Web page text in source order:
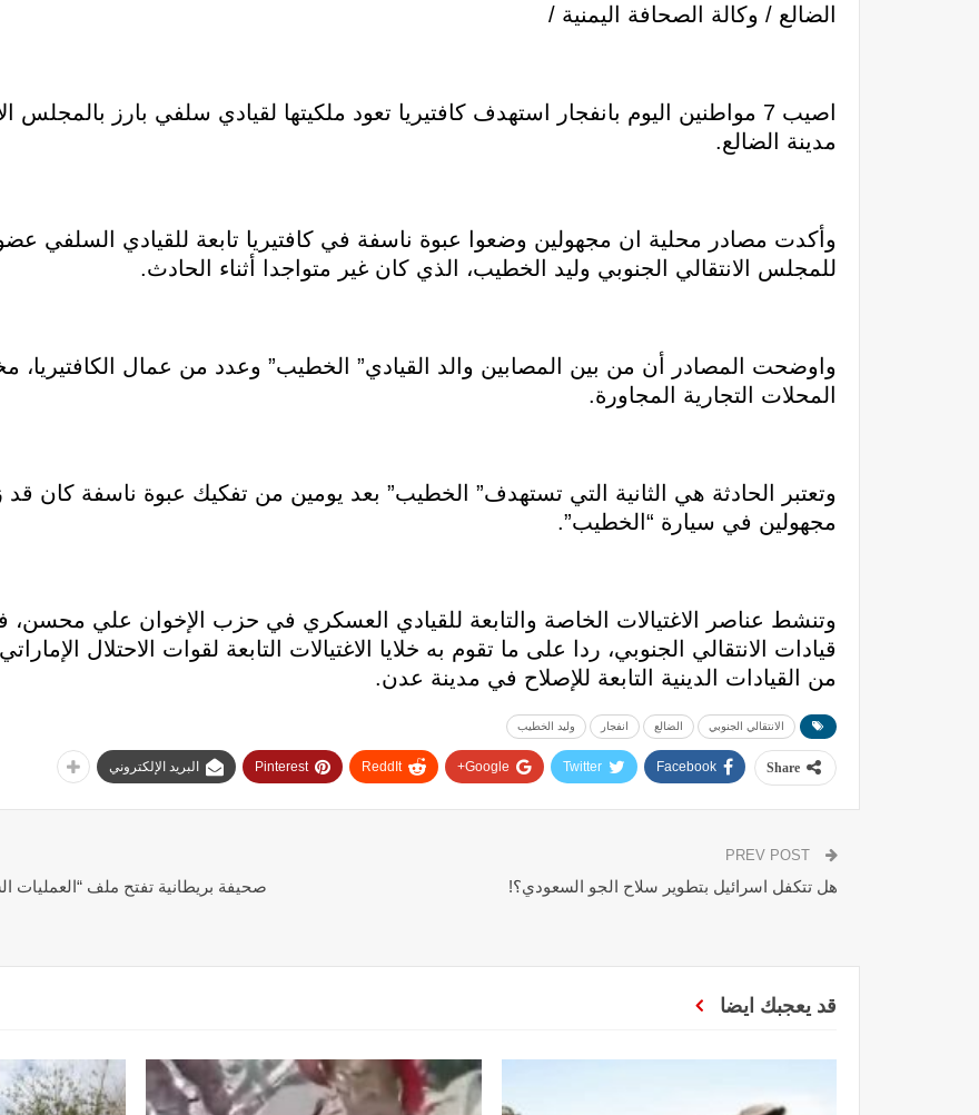
الضالع / وكالة الصحافة اليمنية /
اصيب 7 مواطنين اليوم بانفجار استهدف كافتيريا تعود ملكيتها لقيادي سلفي بارز بالمجلس
مدينة الضالع.
وأكدت مصادر محلية ان مجهولين وضعوا عبوة ناسفة في كافتيريا تابعة للقيادي السلفي
للمجلس الانتقالي الجنوبي وليد الخطيب، الذي كان غير متواجدا أثناء الحادث.
واوضحت المصادر أن من بين المصابين والد القيادي” الخطيب” وعدد من عمال الكافتيريا،
المحلات التجارية المجاورة.
وتعتبر الحادثة هي الثانية التي تستهدف” الخطيب” بعد يومين من تفكيك عبوة ناسفة كان
مجهولين في سيارة “الخطيب”.
وتنشط عناصر الاغتيالات الخاصة والتابعة للقيادي العسكري في حزب الإخوان علي محسن،
قيادات الانتقالي الجنوبي، ردا على ما تقوم به خلايا الاغتيالات التابعة لقوات الاحتلال
من القيادات الدينية التابعة للإصلاح في مدينة عدن.
الانتقالي الجنوبي الضالع انفجار وليد الخطيب
Share
Facebook
Twitter
Google+
ReddIt
Pinterest البريد الإلكتروني
هل تتكفل اسرائيل بتطوير سلاح الجو السعودي؟!
صحيفة بريطانية تفتح ملف
قد يعجبك ايضا